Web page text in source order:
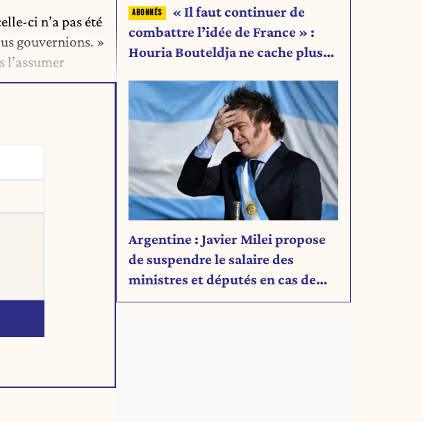
ci n’a pas été
gouvernions. »
« Il faut continuer de
combattre l’idée de France » :
Houria Bouteldja ne cache plus
Argentine : Javier Milei propose
de suspendre le salaire des
ministres et députés en cas de
déficit budgétaire